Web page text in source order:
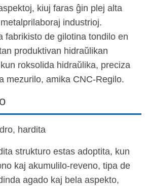
kiuj faras ĝin plej alta
industrioj.
fabrikisto de gilotina tondilo en
produktivan hidraŭlikan
roksolida hidraŭlika, preciza
mezurilo, amika CNC-Regilo.
hardita
strukturo estas adoptita, kun
kaj akumulilo-reveno, tipa de
agado kaj bela aspekto,